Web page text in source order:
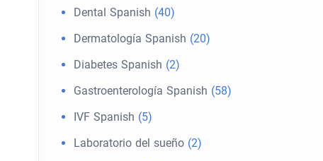
Dental Spanish (40)
Dermatología Spanish (20)
Diabetes Spanish (2)
Gastroenterología Spanish (58)
IVF Spanish (5)
Laboratorio del sueño (2)